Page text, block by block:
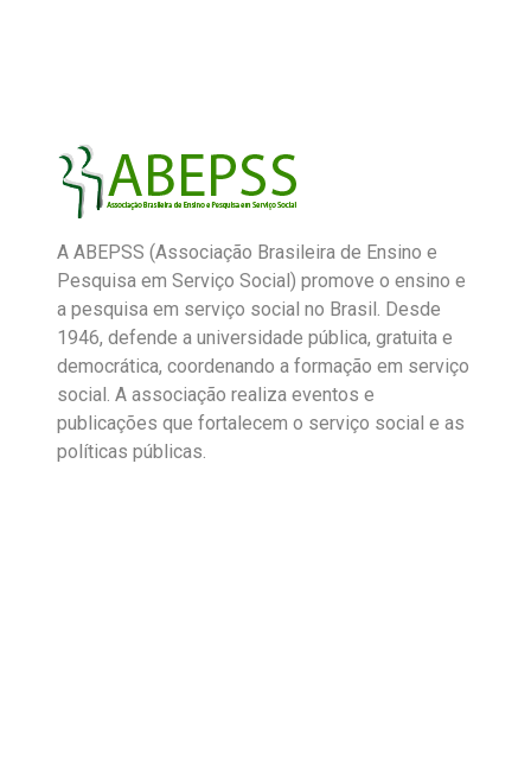
A ABEPSS (Associação Brasileira de Ensino e
Pesquisa em Serviço Social) promove o ensino e
a pesquisa em serviço social no Brasil. Desde
1946, defende a universidade pública, gratuita e
democrática, coordenando a formação em serviço
social. A associação realiza eventos e
publicações que fortalecem o serviço social e as
políticas públicas.